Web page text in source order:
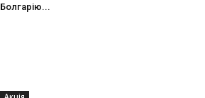
Болгарію...